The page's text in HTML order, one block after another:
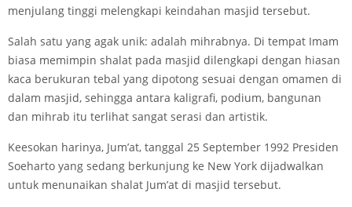
menjulang tinggi melengkapi keindahan masjid tersebut.
Salah satu yang agak unik: adalah mihrabnya. Di tempat Imam
biasa memimpin shalat pada masjid dilengkapi dengan hiasan
kaca berukuran tebal yang dipotong sesuai dengan omamen di
dalam masjid, sehingga antara kaligrafi, podium, bangunan
dan mihrab itu terlihat sangat serasi dan artistik.
Keesokan harinya, Jum’at, tanggal 25 September 1992 Presiden
Soeharto yang sedang berkunjung ke New York dijadwalkan
untuk menunaikan shalat Jum’at di masjid tersebut.